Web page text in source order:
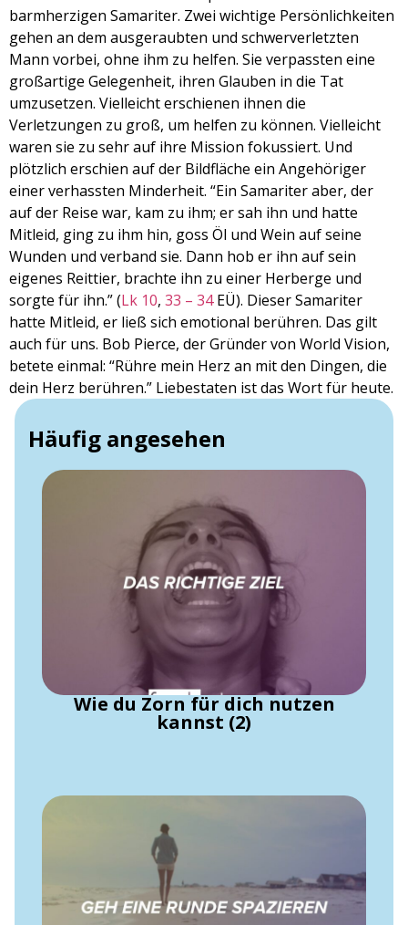
barmherzigen Samariter. Zwei wichtige Persönlichkeiten
gehen an dem ausgeraubten und schwerverletzten
Mann vorbei, ohne ihm zu helfen. Sie verpassten eine
großartige Gelegenheit, ihren Glauben in die Tat
umzusetzen. Vielleicht erschienen ihnen die
Verletzungen zu groß, um helfen zu können. Vielleicht
waren sie zu sehr auf ihre Mission fokussiert. Und
plötzlich erschien auf der Bildfläche ein Angehöriger
einer verhassten Minderheit. “Ein Samariter aber, der
auf der Reise war, kam zu ihm; er sah ihn und hatte
Mitleid, ging zu ihm hin, goss Öl und Wein auf seine
Wunden und verband sie. Dann hob er ihn auf sein
eigenes Reittier, brachte ihn zu einer Herberge und
sorgte für ihn.” (Lk 10, 33 – 34EÜ). Dieser Samariter
hatte Mitleid, er ließ sich emotional berühren. Das gilt
auch für uns. Bob Pierce, der Gründer von World Vision,
betete einmal: “Rühre mein Herz an mit den Dingen, die
dein Herz berühren.” Liebestaten ist das Wort für heute.
Häufig angesehen
Wie du Zorn für dich nutzen
kannst (2)